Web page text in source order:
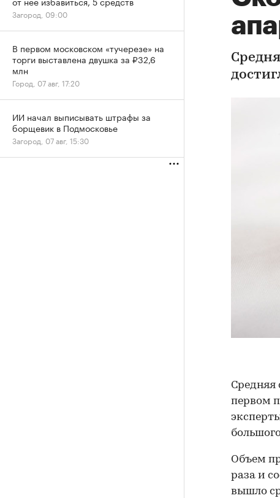
Средняя
первом
Объем
раза и
вышло
Загород, 09:00
В первом московском «тучерезе» на
торги выставлена двушка за ₽32,6
млн
Город, 07 авг, 17:20
ИИ начал выписывать штрафы за
борщевик в Подмосковье
Загород, 07 авг, 15:30